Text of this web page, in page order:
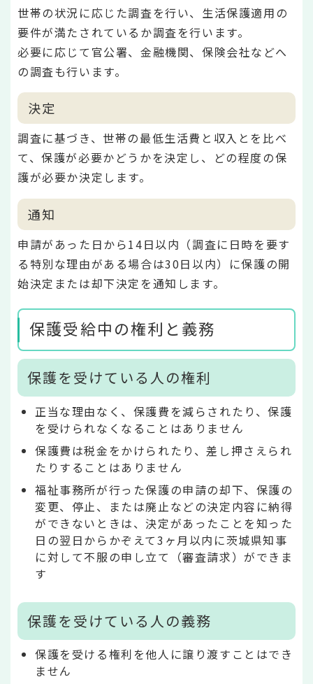
世帯の状況に応じた調査を行い、生活保護適用の
要件が満たされているか調査を行います。
必要に応じて官公署、金融機関、保険会社などへ
の調査も行います。
決定
調査に基づき、世帯の最低生活費と収入とを比べ
て、保護が必要かどうかを決定し、どの程度の保
護が必要か決定します。
通知
申請があった日から14日以内（調査に日時を要す
る特別な理由がある場合は30日以内）に保護の開
始決定または却下決定を通知します。
保護受給中の権利と義務
保護を受けている人の権利
正当な理由なく、保護費を減らされたり、保護
を受けられなくなることはありません
保護費は税金をかけられたり、差し押さえられ
たりすることはありません
福祉事務所が行った保護の申請の却下、保護の
変更、停止、または廃止などの決定内容に納得
ができないときは、決定があったことを知った
日の翌日からかぞえて3ヶ月以内に茨城県知事
に対して不服の申し立て（審査請求）ができま
す
保護を受けている人の義務
保護を受ける権利を他人に譲り渡すことはでき
ません